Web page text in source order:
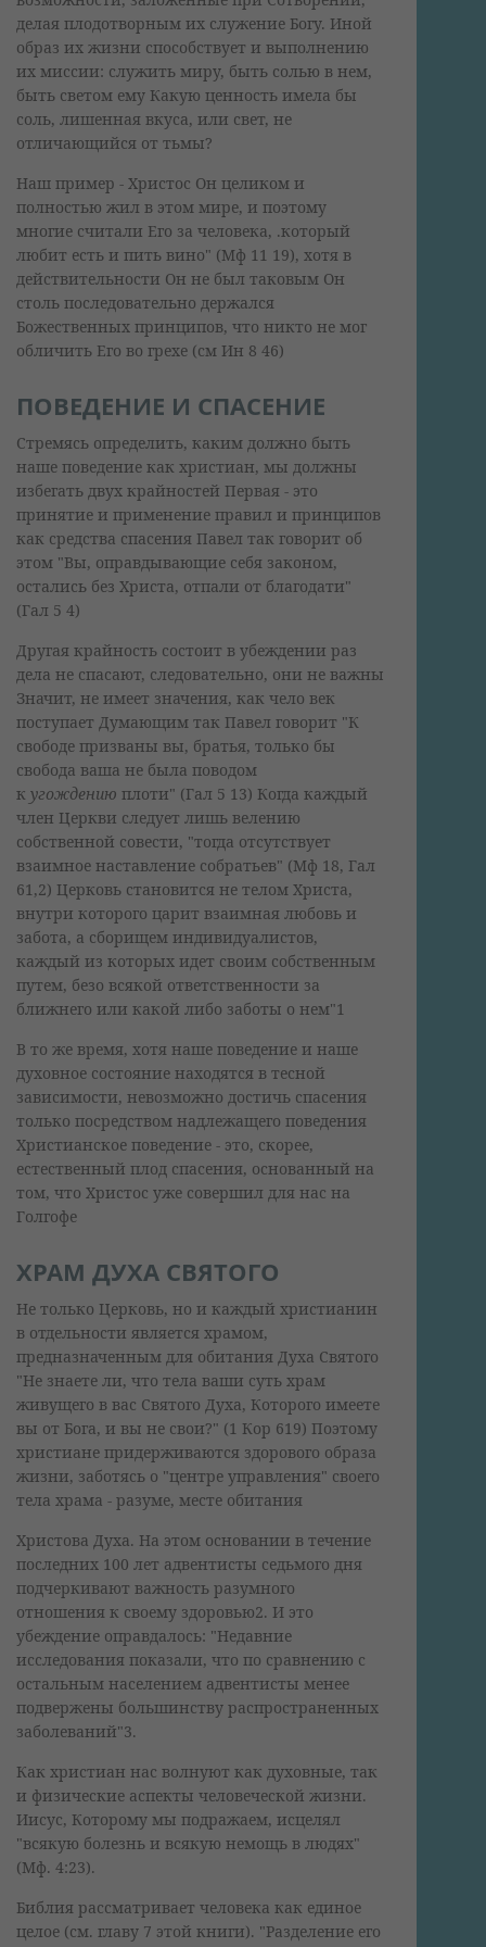
делая плодотворным их служение Богу. Иной
образ их жизни способствует и выполнению
их миссии: служить миру, быть солью в нем,
быть светом ему Какую ценность имела бы
соль, лишенная вкуса, или свет, не
отличающийся от тьмы?
Наш пример - Христос Он целиком и
полностью жил в этом мире, и поэтому
многие считали Его за человека, .который
любит есть и пить вино" (Мф 11 19), хотя в
действительности Он не был таковым Он
столь последовательно держался
Божественных принципов, что никто не мог
обличить Его во грехе (см Ин 8 46)
ПОВЕДЕНИЕ И СПАСЕНИЕ
Стремясь определить, каким должно быть
наше поведение как христиан, мы должны
избегать двух крайностей Первая - это
принятие и применение правил и принципов
как средства спасения Павел так говорит об
этом "Вы, оправдывающие себя законом,
остались без Христа, отпали от благодати"
(Гал 5 4)
Другая крайность состоит в убеждении раз
дела не спасают, следовательно, они не важны
Значит, не имеет значения, как чело век
поступает Думающим так Павел говорит "К
свободе призваны вы, братья, только бы
свобода ваша не была поводом
к угождению плоти" (Гал 5 13) Когда каждый
член Церкви следует лишь велению
собственной совести, "тогда отсутствует
взаимное наставление собратьев" (Мф 18, Гал
61,2) Церковь становится не телом Христа,
внутри которого царит взаимная любовь и
забота, а сборищем индивидуалистов,
каждый из которых идет своим собственным
путем, безо всякой ответственности за
ближнего или какой либо заботы о нем"1
В то же время, хотя наше поведение и наше
духовное состояние находятся в тесной
зависимости, невозможно достичь спасения
только посредством надлежащего поведения
Христианское поведение - это, скорее,
естественный плод спасения, основанный на
том, что Христос уже совершил для нас на
Голгофе
ХРАМ ДУХА СВЯТОГО
Не только Церковь, но и каждый христианин
в отдельности является храмом,
предназначенным для обитания Духа Святого
"Не знаете ли, что тела ваши суть храм
живущего в вас Святого Духа, Которого имеете
вы от Бога, и вы не свои?" (1 Кор 619) Поэтому
христиане придерживаются здорового образа
жизни, заботясь о "центре управления" своего
тела храма - разуме, месте обитания
Христова Духа. На этом основании в течение
последних 100 лет адвентисты седьмого дня
подчеркивают важность разумного
отношения к своему здоровью2. И это
убеждение оправдалось: "Недавние
исследования показали, что по сравнению с
остальным населением адвентисты менее
подвержены большинству распространенных
заболеваний"3.
Как христиан нас волнуют как духовные, так
и физические аспекты человеческой жизни.
Иисус, Которому мы подражаем, исцелял
"всякую болезнь и всякую немощь в людях"
(Мф. 4:23).
Библия рассматривает человека как единое
целое (см. главу 7 этой книги). "Разделение его